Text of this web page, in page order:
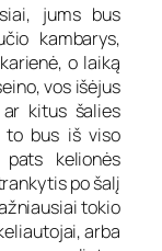
jums bus
kambarys,
o laiką
vos išėjus
kitus šalies
to bus iš viso
kelionės
po šalį
tokio
arba